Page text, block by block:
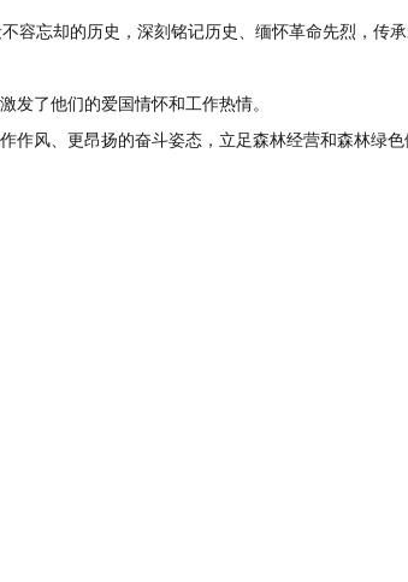
容忘却的历史，深刻铭记历史、缅怀革命先烈，传
了他们的爱国情怀和工作热情。
风、更昂扬的奋斗姿态，立足森林经营和森林绿色